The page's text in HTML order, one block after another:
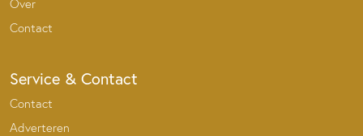
Over
Contact
Service & Contact
Contact
Adverteren